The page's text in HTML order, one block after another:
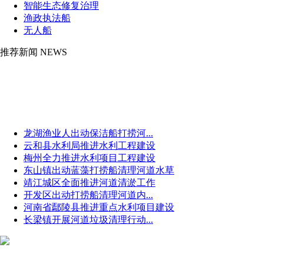
智能生态修复治理
渔政执法船
无人船
推荐新闻 NEWS
龙湖渔业人出动保洁船打捞河...
云和县水利局推进水利工程建设
梅州全力推进水利项目工程建设
东山镇出动蓝藻打捞船清理河道水草
靖江城区全面推进河道清淤工作
开发区出动打捞船清理河道内...
河南省鄢陵县推进重点水利项目建设
长梁镇开展河道垃圾清理行动...